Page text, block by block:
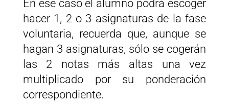
En ese caso el alumno podrá escoger
hacer 1, 2 o 3 asignaturas de la fase
voluntaria, recuerda que, aunque se
hagan 3 asignaturas, sólo se cogerán
las 2 notas más altas una vez
multiplicado por su ponderación
correspondiente.